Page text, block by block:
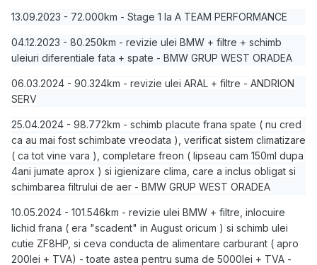
13.09.2023 - 72.000km - Stage 1 la A TEAM PERFORMANCE
04.12.2023 - 80.250km - revizie ulei BMW + filtre + schimb
uleiuri diferentiale fata + spate - BMW GRUP WEST ORADEA
06.03.2024 - 90.324km - revizie ulei ARAL + filtre - ANDRION
SERV
25.04.2024 - 98.772km - schimb placute frana spate ( nu cred
ca au mai fost schimbate vreodata ), verificat sistem climatizare
( ca tot vine vara ), completare freon ( lipseau cam 150ml dupa
4ani jumate aprox ) si igienizare clima, care a inclus obligat si
schimbarea filtrului de aer - BMW GRUP WEST ORADEA
10.05.2024 - 101.546km - revizie ulei BMW + filtre, inlocuire
lichid frana ( era "scadent" in August oricum ) si schimb ulei
cutie ZF8HP, si ceva conducta de alimentare carburant ( apro
200lei + TVA) - toate astea pentru suma de 5000lei + TVA -